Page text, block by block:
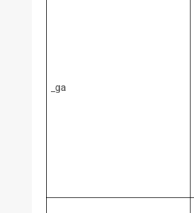
_ga